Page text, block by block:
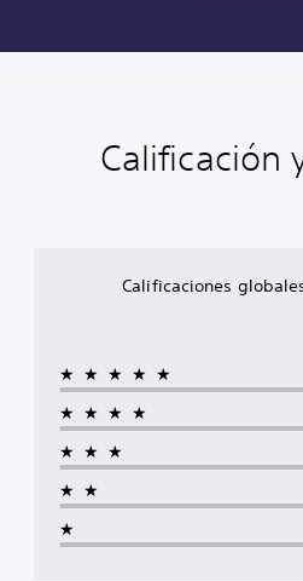
Calificación
Calificaciones
★★★★★
★★★★
★★★
★★
★